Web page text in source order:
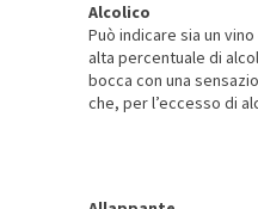
Alcolico
Può indicare sia un
alta percentuale di
bocca con una
che, per l’eccesso di